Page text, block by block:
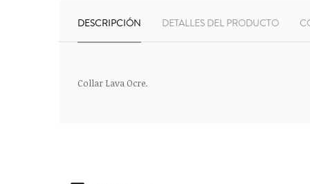
DESCRIPCIÓN DETALLES DEL PRODUCTO
Collar Lava Ocre.